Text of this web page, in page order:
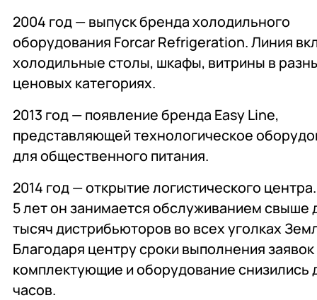
2004 год — выпуск бренда холодильного
оборудования Forcar Refrigeration. Линия
холодильные столы, шкафы, витрины в
ценовых категориях.
2013 год — появление бренда Easy Line,
представляющей технологическое
для общественного питания.
2014 год — открытие логистического
5 лет он занимается обслуживанием свыше
тысяч дистрибьюторов во всех уголках
Благодаря центру сроки выполнения
комплектующие и оборудование снизились
часов.